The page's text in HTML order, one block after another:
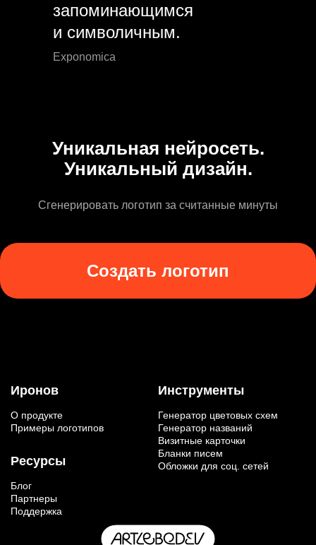
запоминающимся
и символичным.
Exponomica
Уникальная нейросеть.
Уникальный дизайн.
Сгенерировать логотип за считанные минуты
Создать логотип
Иронов
О продукте
Примеры логотипов
Ресурсы
Блог
Партнеры
Поддержка
Инструменты
Генератор цветовых схем
Генератор названий
Визитные карточки
Бланки писем
Обложки для соц. сетей